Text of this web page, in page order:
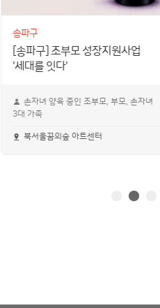
송파구
[송파구] 조부모 성장지원사업
'세대를 잇다'
손자녀 양육 중인 조부모, 부모, 손자녀
3대 가족
북서울꿈의숲 아트센터